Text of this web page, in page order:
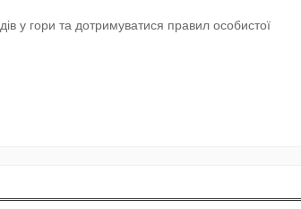
у гори та дотримуватися правил особистої